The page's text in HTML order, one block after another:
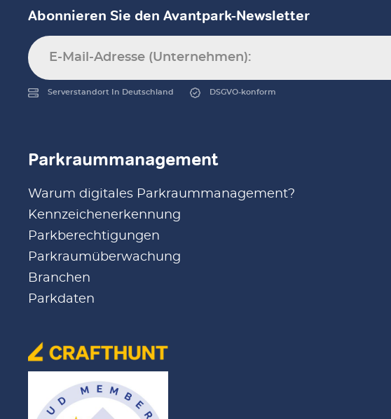
Abonnieren Sie den Avantpark-Newsletter
Serverstandort In Deutschland DSGVO-konform
Parkraummanagement
Warum digitales Parkraummanagement?
Kennzeichenerkennung
Parkberechtigungen
Parkraumüberwachung
Branchen
Parkdaten